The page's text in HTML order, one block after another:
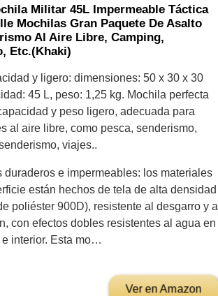
Militar 45L Impermeable Táctica
Mochilas Gran Paquete De Asalto
Al Aire Libre, Camping,
Etc.(khaki)
y ligero: dimensiones: 50 x 30 x 30
45 L, peso: 1,25 kg. Mochila perfecta
y peso ligero, adecuada para
al aire libre, como pesca, senderismo,
viajes..
duraderos e impermeables: los materiales
están hechos de tela de alta densidad
poliéster 900D), resistente al desgarro y a
con efectos dobles resistentes al agua en
interior. Esta mo…
Ver en Amazon